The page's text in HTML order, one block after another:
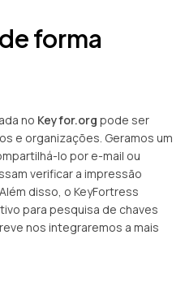
forma
no Keyfor.org pode ser
e organizações. Geramos um
lo por e-mail ou
verificar a impressão
disso, o KeyFortress
para pesquisa de chaves
nos integraremos a mais